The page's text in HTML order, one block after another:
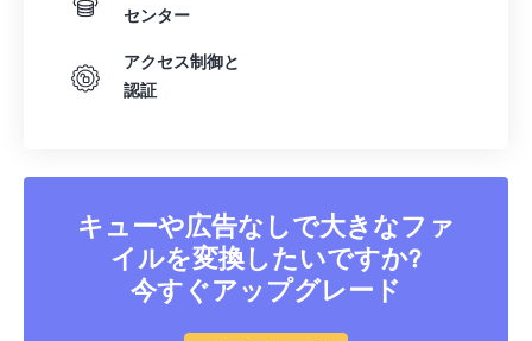
センター
アクセス制御と
認証
キューや広告なしで大きなファ
イルを変換したいですか?
今すぐアップグレード